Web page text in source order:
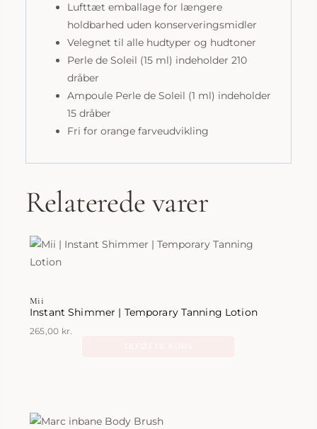
Lufttæt emballage for længere
holdbarhed uden konserveringsmidler
Velegnet til alle hudtyper og hudtoner
Perle de Soleil (15 ml) indeholder 210
dråber
Ampoule Perle de Soleil (1 ml) indeholder
15 dråber
Fri for orange farveudvikling
Relaterede varer
Mii
Instant Shimmer | Temporary Tanning Lotion
265,00 kr.